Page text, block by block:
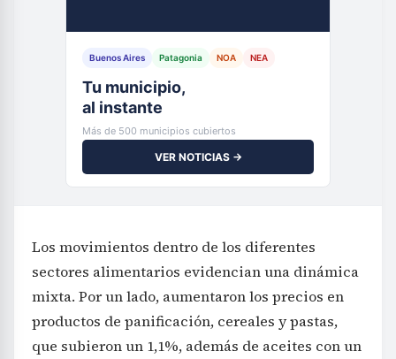
Buenos Aires Patagonia NOA NEA
Tu municipio,
al instante
Más de 500 municipios cubiertos
VER NOTICIAS →
Los movimientos dentro de los diferentes
sectores alimentarios evidencian una dinámica
mixta. Por un lado, aumentaron los precios en
productos de panificación, cereales y pastas,
que subieron un 1,1%, además de aceites con un